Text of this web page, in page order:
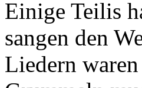
Einige Teilis
sangen den
Liedern